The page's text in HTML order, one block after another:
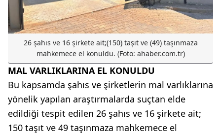
26 şahıs ve 16 şirkete ait;(150) taşıt ve (49) taşınmaza
mahkemece el konuldu. (Foto: ahaber.com.tr)
MAL VARLIKLARINA EL KONULDU
Bu kapsamda şahıs ve şirketlerin mal varlıklarına
yönelik yapılan araştırmalarda suçtan elde
edildiği tespit edilen 26 şahıs ve 16 şirkete ait;
150 taşıt ve 49 taşınmaza mahkemece el